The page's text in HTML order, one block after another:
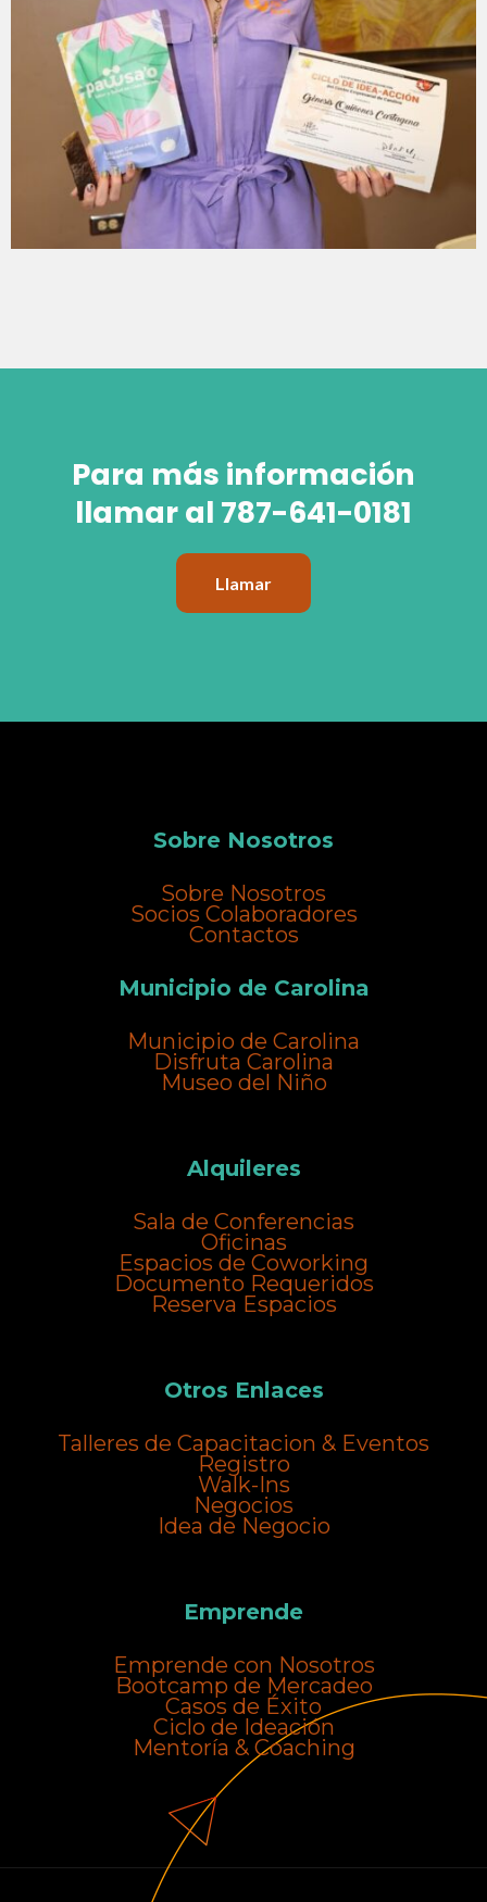
Para más información
llamar al 787-641-0181
Llamar
Sobre Nosotros
Sobre Nosotros
Socios Colaboradores
Contactos
Municipio de Carolina
Municipio de Carolina
Disfruta Carolina
Museo del Niño
Alquileres
Sala de Conferencias
Oficinas
Espacios de Coworking
Documento Requeridos
Reserva Espacios
Otros Enlaces
Talleres de Capacitacion & Eventos
Registro
Walk-Ins
Negocios
Idea de Negocio
Emprende
Emprende con Nosotros
Bootcamp de Mercadeo
Casos de Éxito
Ciclo de Ideación
Mentoría & Coaching